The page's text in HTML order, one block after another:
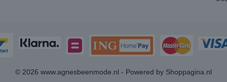
© 2026 www.agnesbeenmode.nl - Powered by Shoppagina.nl